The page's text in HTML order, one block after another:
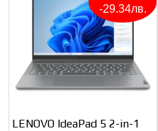
-29.34лв.
LENOVO IdeaPad 5 2-in-1